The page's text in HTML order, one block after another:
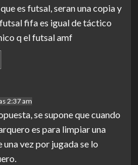
es futsal, seran una copia y
fifa es igual de táctico
q el futsal amf
2:37 am
se supone que cuando
es para limpiar una
una vez por jugada se lo